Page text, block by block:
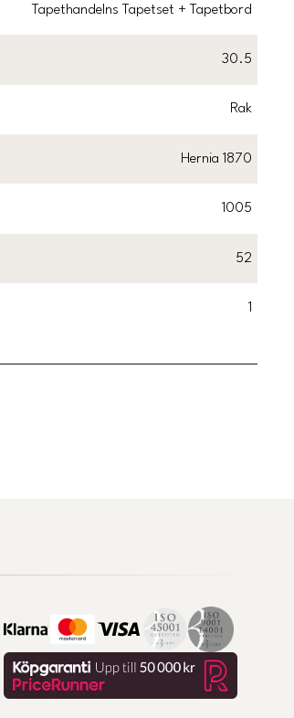
Tapethandelns Tapetset + Tapetbord
30.5
Rak
Hernia 1870
1005
52
1